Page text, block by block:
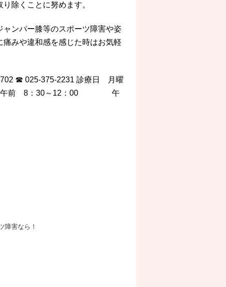
除くことに努めます。
ンパー膝等のスポーツ障害や姿
みや違和感を感じた時はお気軽
☎ 025-375-2231 診療日 月曜
前 8：30～12：00 午
障害なら！